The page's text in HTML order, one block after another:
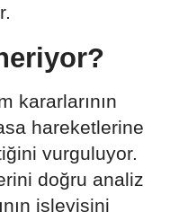
kararlarının
hareketlerine
vurguluyor.
doğru analiz
işleyişini